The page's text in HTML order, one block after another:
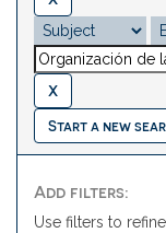
Start a new
Add filters:
Use filters to